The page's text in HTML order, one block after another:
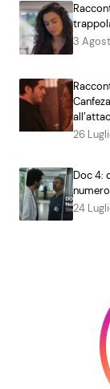
3
26
Doc 4:
24